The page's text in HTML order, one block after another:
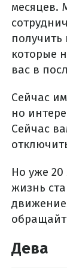
месяцев.
которые
вас в
Сейчас
но
Сейчас
Но уже
жизнь
Дева